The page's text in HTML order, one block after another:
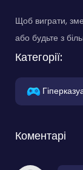
Щоб виграти,
або будьте з
Категорії:
Коментарі